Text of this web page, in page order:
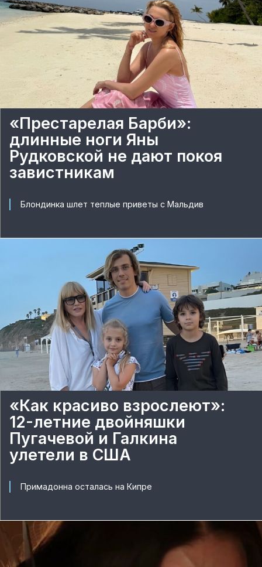
«Престарелая Барби»:
длинные ноги Яны
Рудковской не дают покоя
завистникам
Блондинка шлет теплые приветы с Мальдив
«Как красиво взрослеют»:
12-летние двойняшки
Пугачевой и Галкина
улетели в США
Примадонна осталась на Кипре